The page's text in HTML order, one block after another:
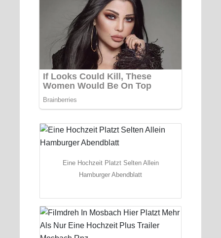
Eine Hochzeit Platzt Selten Allein
Hamburger Abendblatt